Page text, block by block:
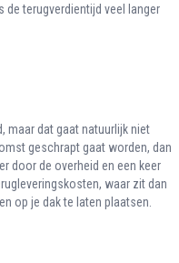
de terugverdientijd veel langer
maar dat gaat natuurlijk niet
geschrapt gaat worden, dan
door de overheid en een keer
waar zit dan
op je dak te laten plaatsen.